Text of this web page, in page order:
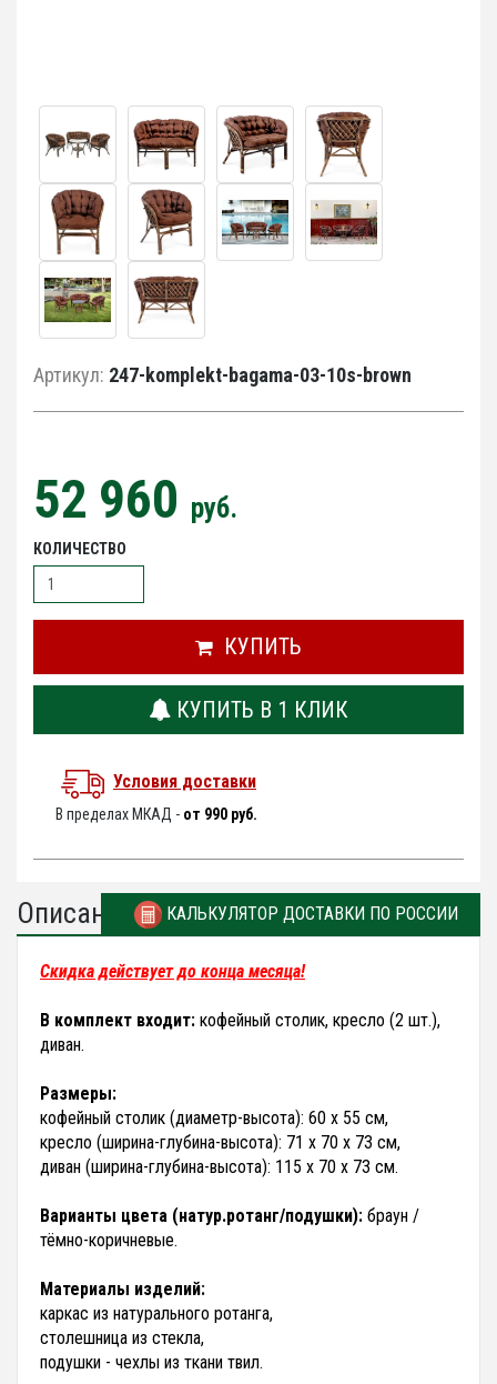
Артикул: 247-komplekt-bagama-03-10s-brown
52 960 руб.
КОЛИЧЕСТВО
КУПИТЬ
КУПИТЬ В 1 КЛИК
Условия доставки
В пределах МКАД - от 990 руб.
Описание КАЛЬКУЛЯТОР ДОСТАВКИ ПО РОССИИ
Скидка действует до конца месяца!
В комплект входит: кофейный столик, кресло (2 шт.),
диван.
Размеры:
кофейный столик (диаметр-высота): 60 х 55 см,
кресло (ширина-глубина-высота): 71 х 70 х 73 см,
диван (ширина-глубина-высота): 115 х 70 х 73 см.
Варианты цвета (натур.ротанг/подушки): браун /
тёмно-коричневые.
Материалы изделий:
каркас из натурального ротанга,
столешница из стекла,
подушки - чехлы из ткани твил.